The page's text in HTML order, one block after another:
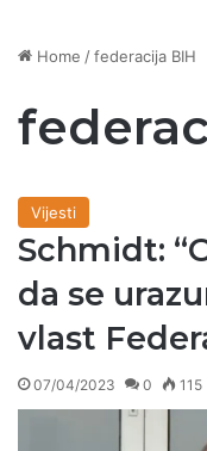
Home /federacija BIH
Vijesti
Schmidt:
da se
vlast
07/04/2023 0 115